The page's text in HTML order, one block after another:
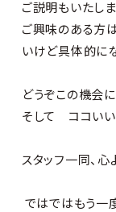
ご説明もいたし
ご興味のある方
いけど具体的に
どうぞこの機会
そして ココい
スタッフ一同、心
ではではもう一度